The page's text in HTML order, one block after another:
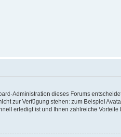
Administration dieses Forums
zur Verfügung stehen: zum Beispiel
erledigt ist und Ihnen zahlreiche Vorteile